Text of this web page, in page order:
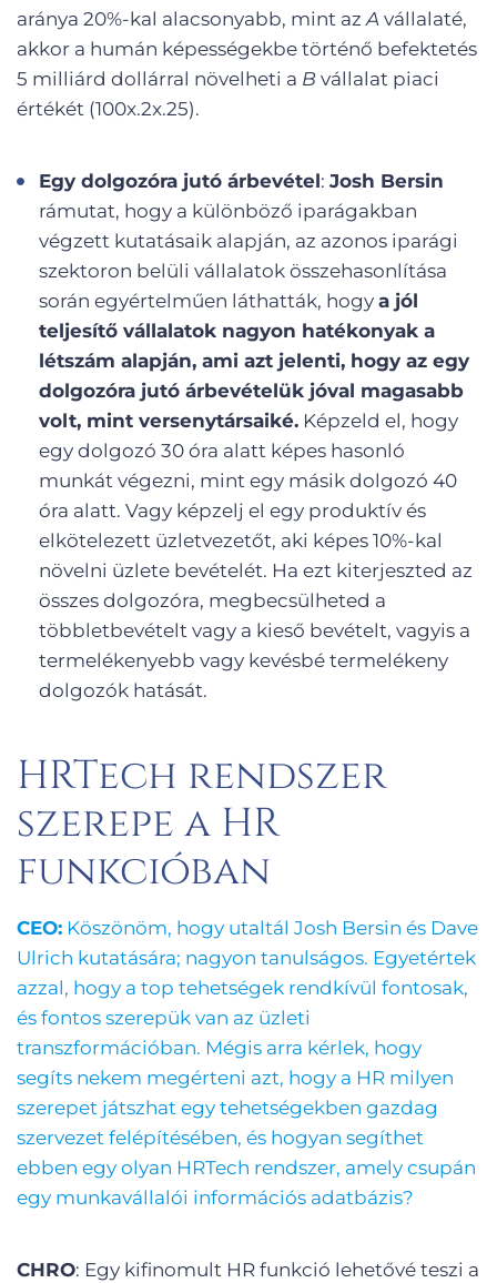
aránya 20%-kal alacsonyabb, mint azA vállalaté,
akkor a humán képességekbe történő befektetés
5 milliárd dollárral növelheti a B vállalat piaci
értékét (100x.2x.25).
Egy dolgozóra jutó árbevétel: Josh Bersin
rámutat, hogy a különböző iparágakban
végzett kutatásaik alapján, az azonos iparági
szektoron belüli vállalatok összehasonlítása
során egyértelműen láthatták, hogy a jól
teljesítő vállalatok nagyon hatékonyak a
létszám alapján, ami azt jelenti, hogy az egy
dolgozóra jutó árbevételük jóval magasabb
volt, mint versenytársaiké. Képzeld el, hogy
egy dolgozó 30 óra alatt képes hasonló
munkát végezni, mint egy másik dolgozó 40
óra alatt. Vagy képzelj el egy produktív és
elkötelezett üzletvezetőt, aki képes 10%-kal
növelni üzlete bevételét. Ha ezt kiterjeszted az
összes dolgozóra, megbecsülheted a
többletbevételt vagy a kieső bevételt, vagyis a
termelékenyebb vagy kevésbé termelékeny
dolgozók hatását.
HRTech rendszer
szerepe a HR
funkcióban
CEO: Köszönöm, hogy utaltál Josh Bersin és Dave
Ulrich kutatására; nagyon tanulságos. Egyetértek
azzal, hogy a top tehetségek rendkívül fontosak,
és fontos szerepük van az üzleti
transzformációban. Mégis arra kérlek, hogy
segíts nekem megérteni azt, hogy a HR milyen
szerepet játszhat egy tehetségekben gazdag
szervezet felépítésében, és hogyan segíthet
ebben egy olyan HRTech rendszer, amely csupán
egy munkavállalói információs adatbázis?
CHRO: Egy kifinomult HR funkció lehetővé teszi a